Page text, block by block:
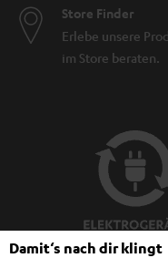
Store Finder
Erlebe unsere
im Store beraten.
Damit‘s nach dir klingt